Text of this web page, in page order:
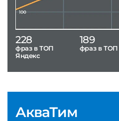
АкваТим
228
фраз в ТОП
Яндекс
189
фраз в ТОП